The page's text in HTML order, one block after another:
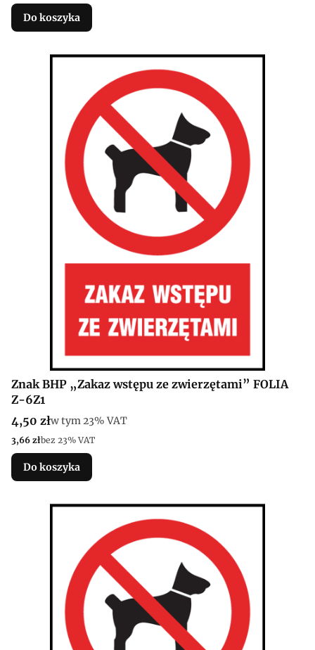
Do koszyka
Znak BHP „Zakaz wstępu ze zwierzętami” FOLIA
Z-6Z1
Cena brutto
4,50 złw tym %s VAT
w tym23% VAT
Cena netto
3,66 złbez 23% VAT
Do koszyka